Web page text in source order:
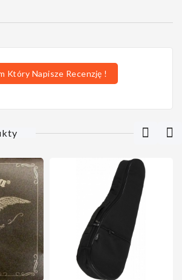
Który Napisze Recenzję !